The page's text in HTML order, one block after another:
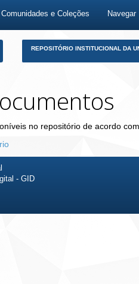
Comunidades e Coleções Navegar
REPOSITÓRIO INSTITUCIONAL DA
no repositório de acordo
- GID